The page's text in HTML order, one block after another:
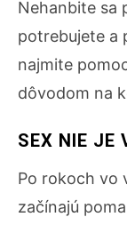
Nehanbite sa
potrebujete a
najmite
dôvodom na
SEX NIE JE
Po rokoch vo
začínajú